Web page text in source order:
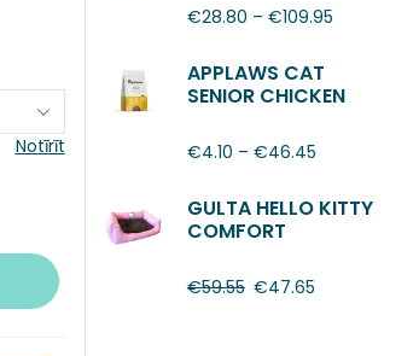
Notīrīt
€28.80 – €109.95
APPLAWS CAT
SENIOR CHICKEN
€4.10 – €46.45
GULTA HELLO KITTY
COMFORT
€59.55 €47.65